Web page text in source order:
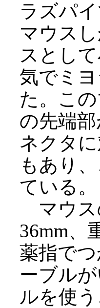
ラズパ
マウス
スとし
気でミ
た。こ
の先端
ネクタ
もあり
ている。
マウス
36mm、
薬指で
ーブル
ルを使